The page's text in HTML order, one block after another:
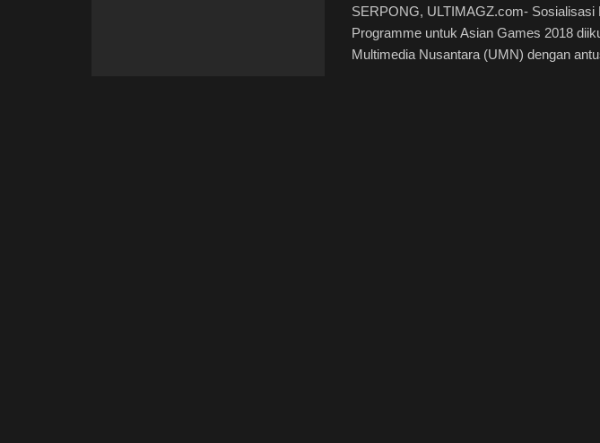
SERPONG, ULTIMAGZ.com- Sosialisasi
Programme untuk Asian Games 2018
Multimedia Nusantara (UMN) dengan